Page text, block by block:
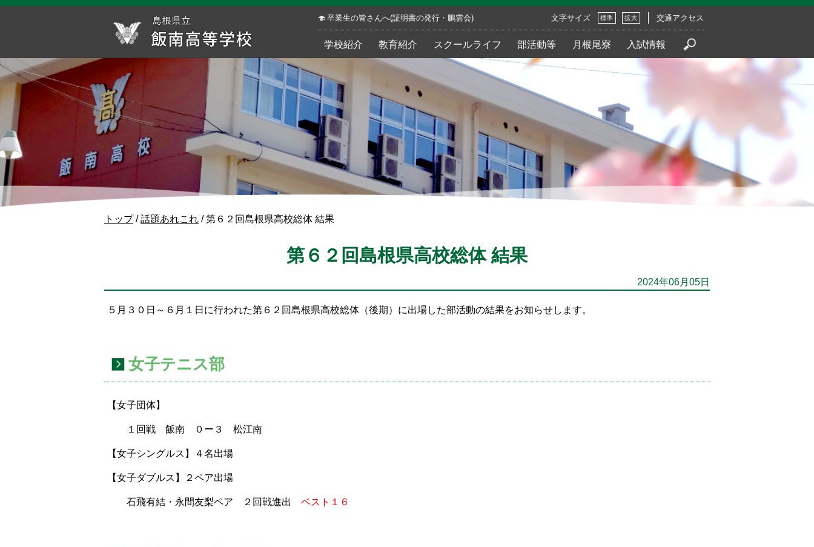
このページの本文へ
卒業生の皆さんへ(証明書の発行・鵬雲会) 文字サイズ 標準 拡大 交通アクセス
学校紹介 教育紹介 スクールライフ 部活動等 月根尾寮 入試情報
現
トップ/話題あれこれ /第６２回島根県高校総体 結果
第６２回島根県高校総体 結果
2024年06月05日
５月３０日～６月１日に行われた第６２回島根県高校総体（後期）に出場した部活動の結果をお知らせします。
女子テニス部
【女子団体】
１回戦 飯南 ０ー３ 松江南
【女子シングルス】４名出場
【女子ダブルス】２ペア出場
石飛有結・永間友梨ペア ２回戦進出 ベスト１６